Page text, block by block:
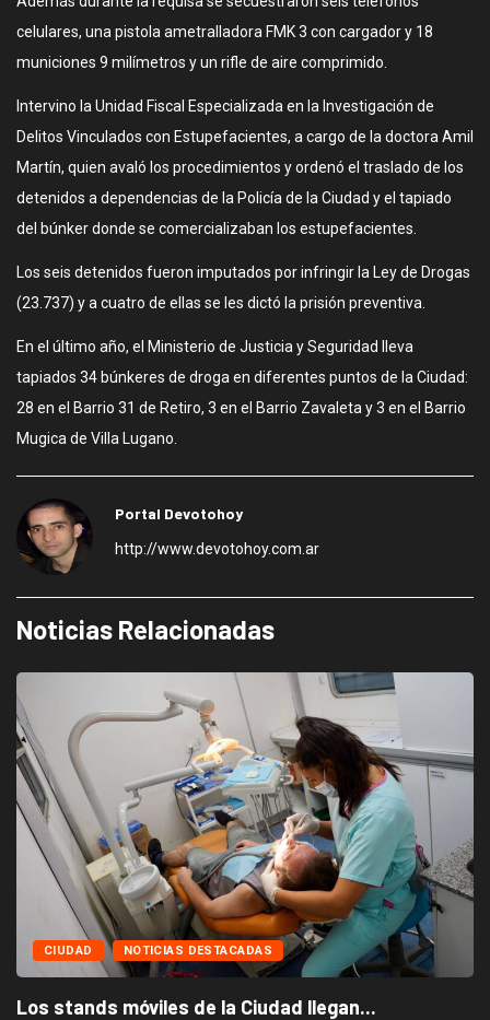
celulares, una pistola ametralladora FMK 3 con cargador y 18
municiones 9 milímetros y un rifle de aire comprimido.
Intervino la Unidad Fiscal Especializada en la Investigación de
Delitos Vinculados con Estupefacientes, a cargo de la doctora Amil
Martín, quien avaló los procedimientos y ordenó el traslado de los
detenidos a dependencias de la Policía de la Ciudad y el tapiado
del búnker donde se comercializaban los estupefacientes.
Los seis detenidos fueron imputados por infringir la Ley de Drogas
(23.737) y a cuatro de ellas se les dictó la prisión preventiva.
En el último año, el Ministerio de Justicia y Seguridad lleva
tapiados 34 búnkeres de droga en diferentes puntos de la Ciudad:
28 en el Barrio 31 de Retiro, 3 en el Barrio Zavaleta y 3 en el Barrio
Mugica de Villa Lugano.
Portal Devotohoy
http://www.devotohoy.com.ar
Noticias Relacionadas
CIUDAD NOTICIAS DESTACADAS
Los stands móviles de la Ciudad llegan...